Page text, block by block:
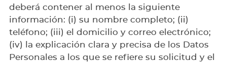
deberá contener al menos la siguiente
información: (i) su nombre completo; (ii)
teléfono; (iii) el domicilio y correo electrónico;
(iv) la explicación clara y precisa de los Datos
Personales a los que se refiere su solicitud y el